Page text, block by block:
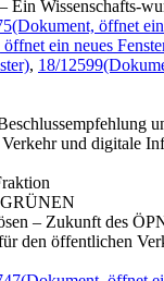
Ein Wissenschafts-
(Dokument, öffnet
ein neues
, 18/12599
Verkehr und digitale
– Zukunft des
den öffentlichen